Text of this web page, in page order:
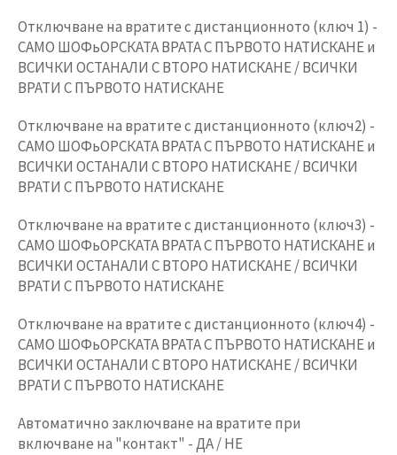
Отключване на вратите с дистанционното (ключ 1) -
САМО ШОФьОРСКАТА ВРАТА С ПЪРВОТО НАТИСКАНЕ и
ВСИЧКИ ОСТАНАЛИ С ВТОРО НАТИСКАНЕ / ВСИЧКИ
ВРАТИ С ПЪРВОТО НАТИСКАНЕ
Отключване на вратите с дистанционното (ключ2) -
САМО ШОФьОРСКАТА ВРАТА С ПЪРВОТО НАТИСКАНЕ и
ВСИЧКИ ОСТАНАЛИ С ВТОРО НАТИСКАНЕ / ВСИЧКИ
ВРАТИ С ПЪРВОТО НАТИСКАНЕ
Отключване на вратите с дистанционното (ключ3) -
САМО ШОФьОРСКАТА ВРАТА С ПЪРВОТО НАТИСКАНЕ и
ВСИЧКИ ОСТАНАЛИ С ВТОРО НАТИСКАНЕ / ВСИЧКИ
ВРАТИ С ПЪРВОТО НАТИСКАНЕ
Отключване на вратите с дистанционното (ключ4) -
САМО ШОФьОРСКАТА ВРАТА С ПЪРВОТО НАТИСКАНЕ и
ВСИЧКИ ОСТАНАЛИ С ВТОРО НАТИСКАНЕ / ВСИЧКИ
ВРАТИ С ПЪРВОТО НАТИСКАНЕ
Автоматично заключване на вратите при
включване на "контакт" - ДА / НЕ